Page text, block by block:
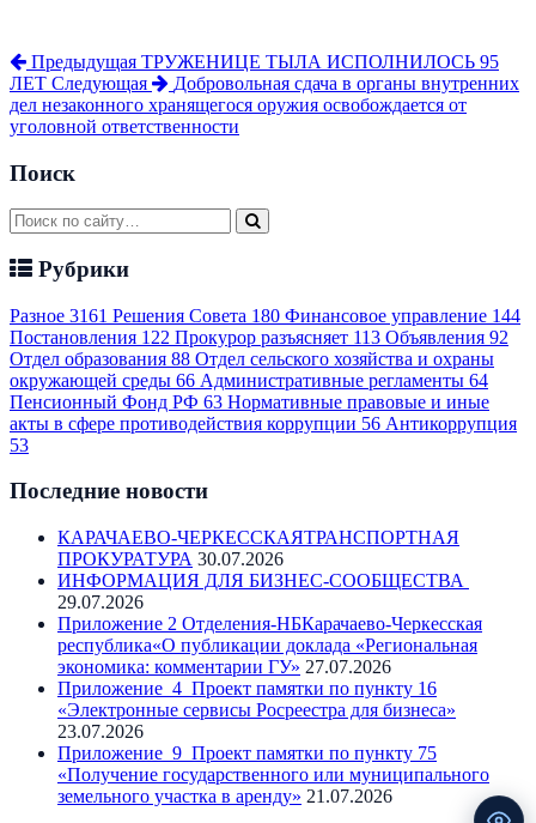
Предыдущая ТРУЖЕНИЦЕ ТЫЛА ИСПОЛНИЛОСЬ 95
ЛЕТ Следующая
Добровольная сдача в органы внутренних
дел незаконного хранящегося оружия освобождается от
уголовной ответственности
Поиск
Рубрики
Разное 3161 Решения Совета 180 Финансовое управление 144
Постановления 122 Прокурор разъясняет 113 Объявления 92
Отдел образования 88 Отдел сельского хозяйства и охраны
окружающей среды 66 Административные регламенты 64
Пенсионный Фонд РФ 63 Нормативные правовые и иные
акты в сфере противодействия коррупции 56 Антикоррупция
53
Последние новости
КАРАЧАЕВО-ЧЕРКЕССКАЯТРАНСПОРТНАЯ
ПРОКУРАТУРА 30.07.2026
ИНФОРМАЦИЯ ДЛЯ БИЗНЕС-СООБЩЕСТВА
29.07.2026
Приложение 2 Отделения-НБКарачаево-Черкесская
республика«О публикации доклада «Региональная
экономика: комментарии ГУ» 27.07.2026
Приложение_4_Проект памятки по пункту 16
«Электронные сервисы Росреестра для бизнеса»
23.07.2026
Приложение_9_Проект памятки по пункту 75
«Получение государственного или муниципального
земельного участка в аренду» 21.07.2026